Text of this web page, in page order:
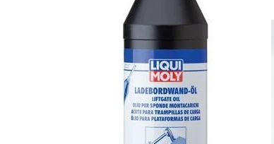
Motoras electric si pompa
Cilindri si burdufuri protectie